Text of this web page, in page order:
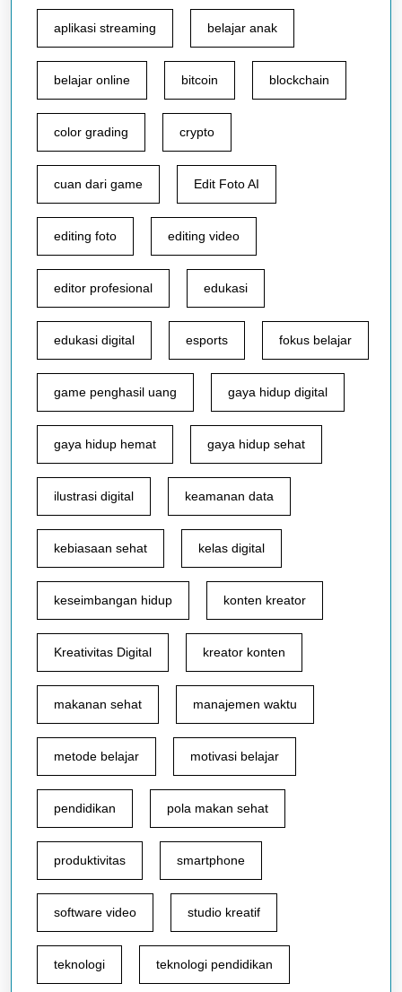
aplikasi streaming belajar anak
belajar online bitcoin blockchain
color grading crypto
cuan dari game Edit Foto AI
editing foto editing video
editor profesional edukasi
edukasi digital esports fokus belajar
game penghasil uang gaya hidup digital
gaya hidup hemat gaya hidup sehat
ilustrasi digital keamanan data
kebiasaan sehat kelas digital
keseimbangan hidup konten kreator
Kreativitas Digital kreator konten
makanan sehat manajemen waktu
metode belajar motivasi belajar
pendidikan pola makan sehat
produktivitas smartphone
software video studio kreatif
teknologi teknologi pendidikan